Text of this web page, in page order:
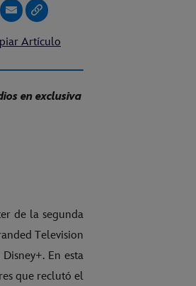
Artículo
en exclusiva
de la segunda
Television
En esta
que reclutó el